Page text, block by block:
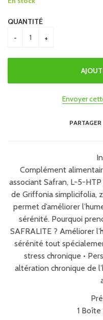
QUANTITÉ
Envoyer
PARTAGER
Complément
associant Safran, L-5-
de Griffonia simplicifolia,
permet d’améliorer
sérénité. Pourquoi
SAFRALITE ? Améliorer
sérénité tout
stress chronique •
altération chronique de
1